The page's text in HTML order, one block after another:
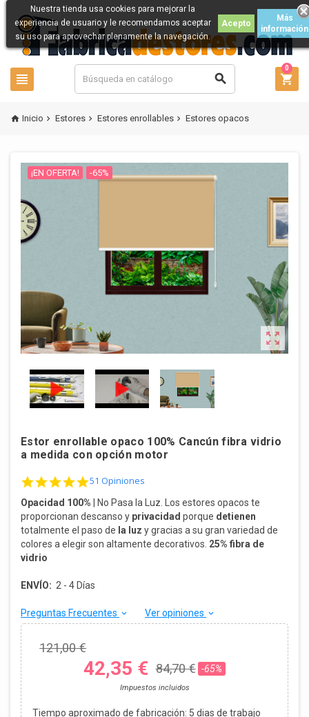
  
0
Nuestra tienda usa cookies para mejorar la
experiencia de usuario y le recomendamos aceptar
su uso para aprovechar plenamente la navegación.
Acepto
Más
información
 Inicio  Estores  Estores enrollables  Estores opacos

¡EN OFERTA! -65%
Estor enrollable opaco 100% Cancún fibra vidrio
a medida con opción motor
4.8 star rating
51 Opiniones
Opacidad 100% | No Pasa la Luz. Los estores opacos te
proporcionan descanso y privacidad porque detienen
totalmente el paso de la luz y gracias a su gran variedad de
colores a elegir son altamente decorativos. 25% fibra de
vidrio
ENVÍO: 2 - 4 Días
Preguntas Frecuentes keyboard_arrow_down Ver opiniones keyboard_arrow_down
121,00 €
42,35 € 84,70 € -65%
Impuestos incluidos
Tiempo aproximado de fabricación: 5 dias de trabajo